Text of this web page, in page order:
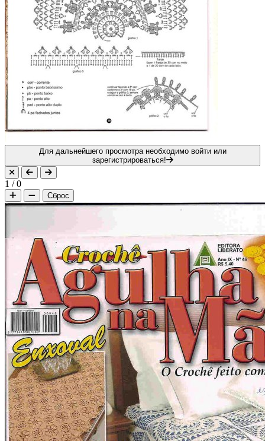
Для дальнейшего просмотра необходимо войти или
зарегистрироваться!
1 /0
Сброс